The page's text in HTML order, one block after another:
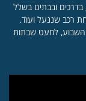
ובבתים בשלל
רכב שננעל ועוד.
בכל ימות השבוע, למעט שבתות